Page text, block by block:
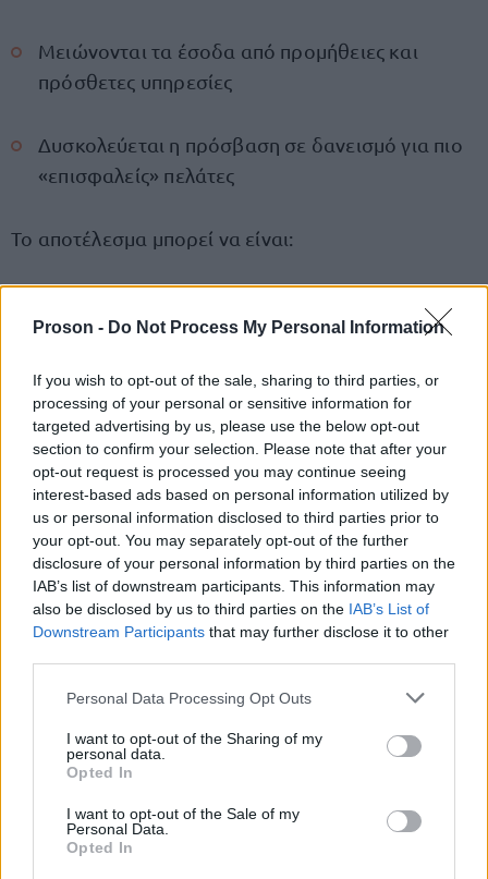
Proson - Do Not Process My Personal Information
If you wish to opt-out of the sale, sharing to third parties, or
processing of your personal or sensitive information for
targeted advertising by us, please use the below opt-out
section to confirm your selection. Please note that after your
opt-out request is processed you may continue seeing
interest-based ads based on personal information utilized by
us or personal information disclosed to third parties prior to
your opt-out. You may separately opt-out of the further
disclosure of your personal information by third parties on the
IAB’s list of downstream participants. This information may
also be disclosed by us to third parties on the IAB’s List of
Downstream Participants that may further disclose it to other
Please note that this website/app uses one or more Google
not limited to your visit or usage behaviour. You may click to
grant or deny consent to Google and its third-party tags to
use your data for below specified purposes in below Google
consent section.
Personal Data Processing Opt Outs
I want to opt-out of the Sharing of my
personal data.
Opted In
I want to opt-out of the Sale of my
Personal Data.
Opted In
Μειώνονται τα έσοδα από προμήθειες και
πρόσθετες υπηρεσίες
Δυσκολεύεται η πρόσβαση σε δανεισμό για πιο
«επισφαλείς» πελάτες
Το αποτέλεσμα μπορεί να είναι:
εισοδήματα
Επιπτώσεις και στους servicers
Το πλαφόν επηρεάζει έμμεσα και τις εταιρείες
διαχείρισης απαιτήσεων:
Περιορίζεται η αύξηση οφειλών μέσω τόκων
Οι ρυθμίσεις χρεών πρέπει να είναι πιο
διαφανείς και απλές
αποπληρωμής